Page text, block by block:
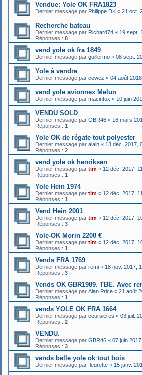
Vendue: Yole OK FRA1823
Dernier message par Philippe DK « 21 oct.
Recherche bateau
Dernier message par Richard74 « 19 sept.
Réponses : 8
vend yole ok fra 1849
Dernier message par guillermo « 08 sept.
Yole à vendre
Dernier message par cowez « 04 août
vend yole avionnex Melun
Dernier message par macintox « 10 juin
VENDU SOLD
Dernier message par GBR46 « 16 mars
Réponses : 1
Yole OK de régate tout polyester
Dernier message par alain « 13 déc. 2017,
Réponses : 2
vend yole ok henriksen
Dernier message par tim « 12 déc. 2017,
Réponses : 1
Yole Hein 1974
Dernier message par tim « 12 déc. 2017,
Réponses : 1
Vend Hein 2001
Dernier message par tim « 12 déc. 2017,
Réponses : 3
Yole-OK Morin 2200 €
Dernier message par tim « 12 déc. 2017,
Réponses : 1
Vends FRA 1769
Dernier message par remi « 18 nov. 2017,
Réponses : 3
Vends OK GBR1989. TBE. Avec
Dernier message par Alan Price « 21 août
Réponses : 1
vends YOLE OK FRA 1664
Dernier message par coursieres « 03 juil.
Réponses : 2
VENDU.
Dernier message par GBR46 « 07 juin
Réponses : 3
vends belle yole ok tout bois
Dernier message par fleurette « 15 janv.